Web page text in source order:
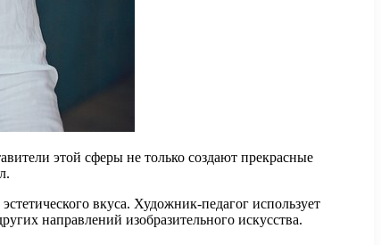
этой сферы не только создают прекрасные
вкуса. Художник-педагог использует
направлений изобразительного искусства.